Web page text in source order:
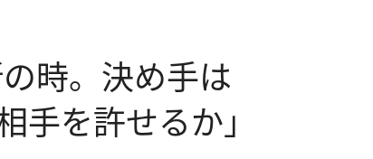
時。決め手は
手を許せるか」